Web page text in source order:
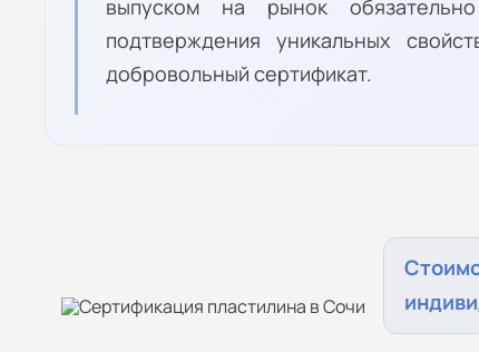
выпуском на рынок
подтверждения уникальных
добровольный сертификат.